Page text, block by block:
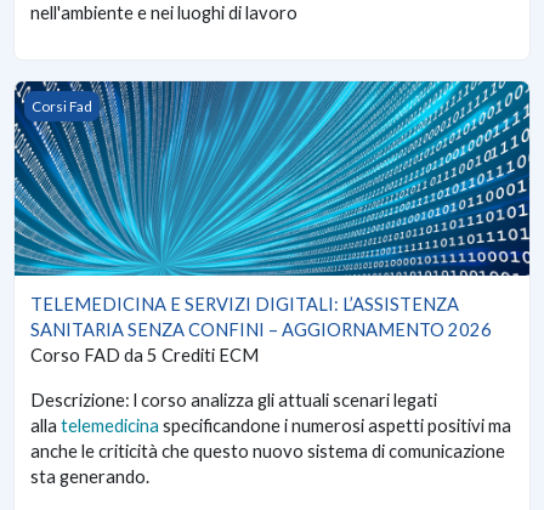
nell'ambiente e nei luoghi di lavoro
TELEMEDICINA E SERVIZI DIGITALI: L’ASSISTENZA
Corsi Fad
TELEMEDICINA E SERVIZI DIGITALI: L’ASSISTENZA
SANITARIA SENZA CONFINI – AGGIORNAMENTO 2026
Corso FAD da 5 Crediti ECM
Descrizione: l corso analizza gli attuali scenari legati
alla telemedicina specificandone i numerosi aspetti positivi ma
anche le criticità che questo nuovo sistema di comunicazione
sta generando.